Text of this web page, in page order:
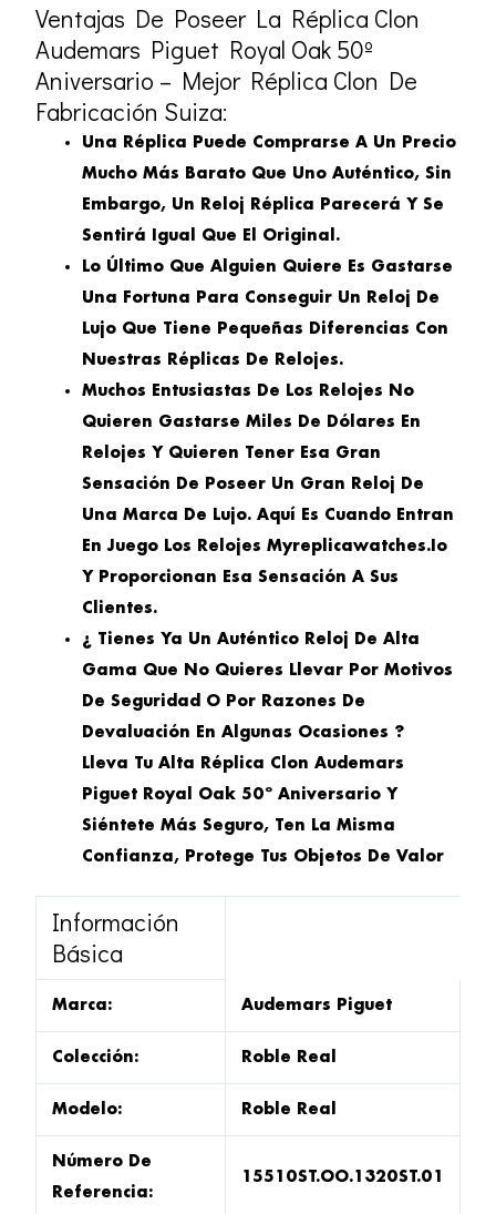
Ventajas De Poseer La Réplica Clon
Audemars Piguet Royal Oak 50º
Aniversario – Mejor Réplica Clon De
Fabricación Suiza:
Una Réplica Puede Comprarse A Un Precio
Mucho Más Barato Que Uno Auténtico, Sin
Embargo, Un Reloj Réplica Parecerá Y Se
Sentirá Igual Que El Original.
Lo Último Que Alguien Quiere Es Gastarse
Una Fortuna Para Conseguir Un Reloj De
Lujo Que Tiene Pequeñas Diferencias Con
Nuestras Réplicas De Relojes.
Muchos Entusiastas De Los Relojes No
Quieren Gastarse Miles De Dólares En
Relojes Y Quieren Tener Esa Gran
Sensación De Poseer Un Gran Reloj De
Una Marca De Lujo. Aquí Es Cuando Entran
En Juego Los Relojes Myreplicawatches.io
Y Proporcionan Esa Sensación A Sus
Clientes.
¿ Tienes Ya Un Auténtico Reloj De Alta
Gama Que No Quieres Llevar Por Motivos
De Seguridad O Por Razones De
Devaluación En Algunas Ocasiones ?
Lleva Tu Alta Réplica Clon Audemars
Piguet Royal Oak 50º Aniversario Y
Siéntete Más Seguro, Ten La Misma
Confianza, Protege Tus Objetos De Valor
Información
Básica
Marca: Audemars Piguet
Colección: Roble Real
Modelo: Roble Real
Número De
Referencia:
15510ST.OO.1320ST.01